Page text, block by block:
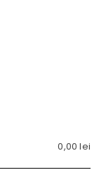
0,00lei